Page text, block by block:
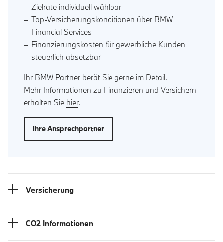
Zielrate individuell wählbar
Top-Versicherungskonditionen über BMW
Financial Services
Finanzierungskosten für gewerbliche Kunden
steuerlich absetzbar
Ihr BMW Partner berät Sie gerne im Detail.
Mehr Informationen zu Finanzieren und Versichern
erhalten Sie hier.
Ihre Ansprechpartner
Versicherung
CO2 Informationen